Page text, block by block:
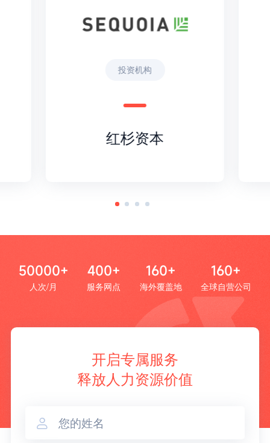
投资机构
红杉资本
50000+
人次/月
400+
服务网点
160+
海外覆盖地
160+
全球自营公司
开启专属服务
释放人力资源价值
